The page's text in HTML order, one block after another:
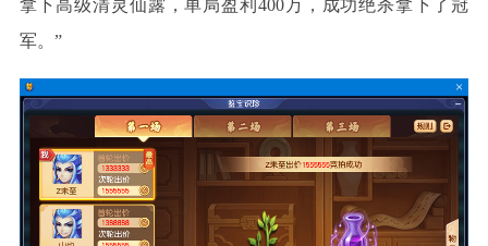
拿下高级清灵仙露，单局盈利400万，成功绝杀拿下了冠
军。”